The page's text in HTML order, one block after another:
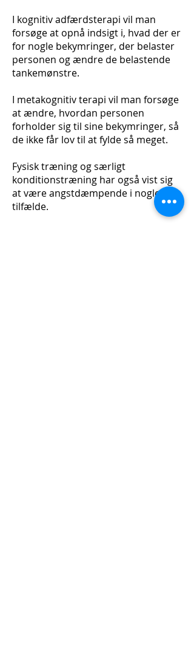
I kognitiv adfærdsterapi vil man
forsøge at opnå indsigt i, hvad der er
for nogle bekymringer, der belaster
personen og ændre de belastende
tankemønstre.
I metakognitiv terapi vil man forsøge
at ændre, hvordan personen
forholder sig til sine bekymringer, så
de ikke får lov til at fylde så meget.
Fysisk træning og særligt
konditionstræning har også vist sig
at være angstdæmpende i nogle
tilfælde.